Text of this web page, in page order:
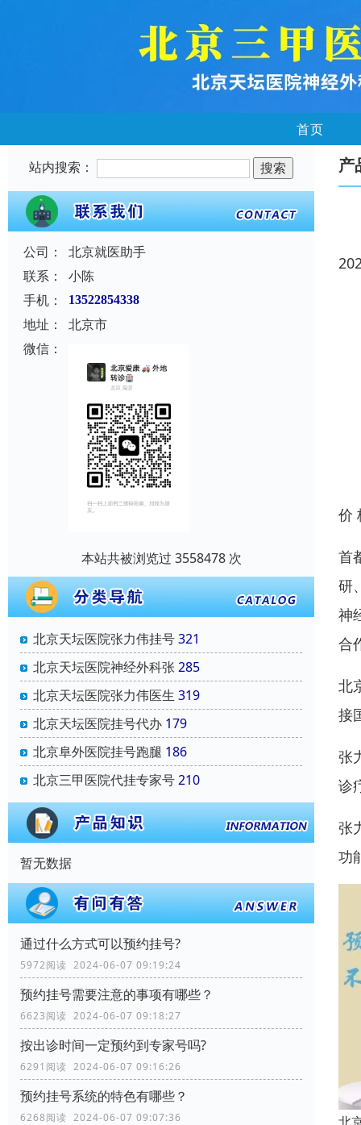
首页
站内搜索：
公司：
北京就医助手
联系：
小陈
手机：
13522854338
地址：
北京市
微信：
本站共被浏览过 3558478 次
北京天坛医院张力伟挂号321
北京天坛医院神经外科张 285
北京天坛医院张力伟医生 319
北京天坛医院挂号代办 179
北京阜外医院挂号跑腿 186
北京三甲医院代挂专家号210
暂无数据
通过什么方式可以预约挂号?
5972阅读 2024-06-07 09:19:24
预约挂号需要注意的事项有哪些？
6623阅读 2024-06-07 09:18:27
按出诊时间一定预约到专家号吗?
6291阅读 2024-06-07 09:16:26
预约挂号系统的特色有哪些？
6268阅读 2024-06-07 09:07:36
产
价
首
研
神
合
北
接
张
诊
张
功